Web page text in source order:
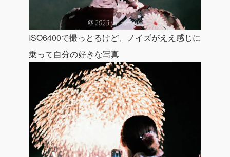
ISO6400で撮っとるけど、ノイズがええ感じに
乗って自分の好きな写真